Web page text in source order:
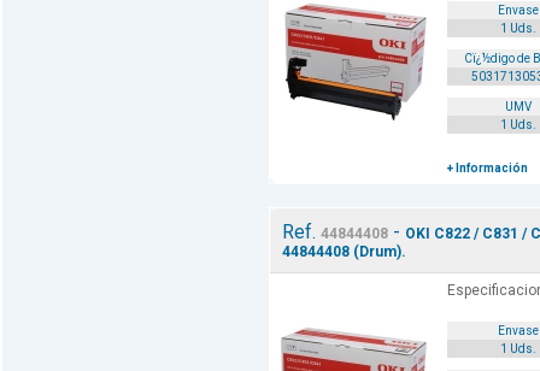
Envase
1 Uds.
Cï¿½digo de
UMV
1 Uds.
+ Información
Ref. 44844408- OKI C822 / C831 /
44844408 (Drum).
Envase
1 Uds.